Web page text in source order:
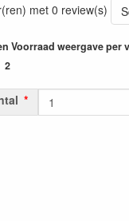
met 0 review(s)
Voorraad weergave per
2